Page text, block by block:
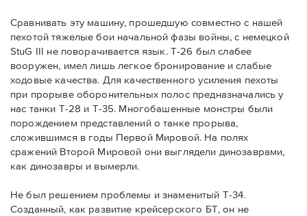
Сравнивать эту машину, прошедшую совместно с нашей
пехотой тяжелые бои начальной фазы войны, с немецкой
StuG III не поворачивается язык. Т-26 был слабее
вооружен, имел лишь легкое бронирование и слабые
ходовые качества. Для качественного усиления пехоты
при прорыве оборонительных полос предназначались у
нас танки Т-28 и Т-35. Многобашенные монстры были
порождением представлений о танке прорыва,
сложившимся в годы Первой Мировой. На полях
сражений Второй Мировой они выглядели динозаврами,
как динозавры и вымерли.
Не был решением проблемы и знаменитый Т-34.
Созданный, как развитие крейсерского БТ, он не